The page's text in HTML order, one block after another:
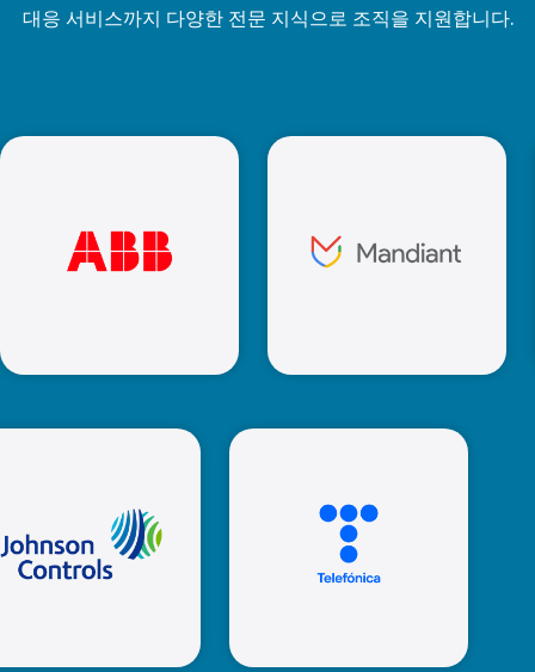
대응 서비스까지 다양한 전문 지식으로 조직을 지원합니다.